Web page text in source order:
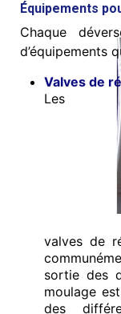
Équipements
Chaque
d’équipements
Valves de
Les
valves de
sortie des
moulage
des